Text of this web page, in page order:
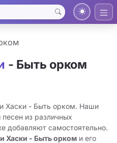
- Быть орком
Хаски - Быть орком. Наши
песен из различных
добавляют самостоятельно.
Хаски - Быть орком и его